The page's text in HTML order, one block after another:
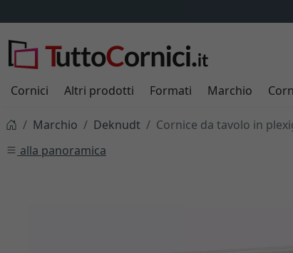
Cornici Altri prodotti Formati Marchio
Marchio Deknudt
Cornice da tavolo in
alla panoramica